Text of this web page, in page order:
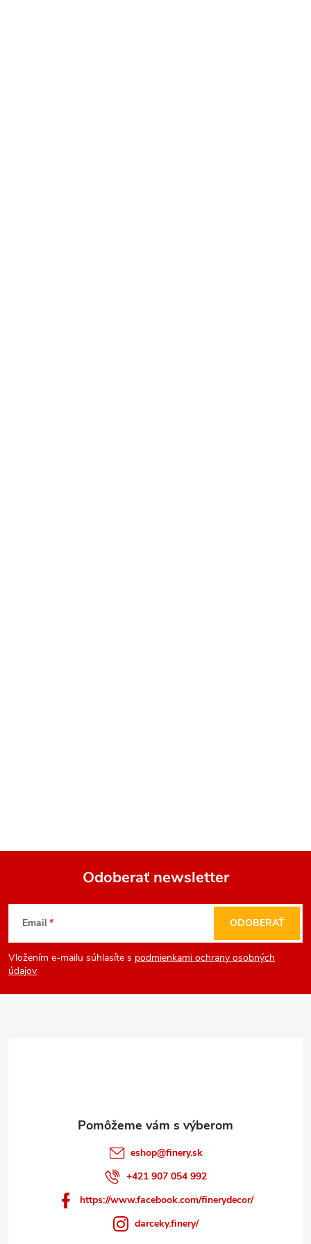
Z
á
p
Odoberať newsletter
Email
Vložením e-mailu súhlasíte s podmienkami ochrany osobných
údajov
ODOBERAŤ
eshop@finery.sk
+421 907 054 992
https://www.facebook.com/finerydecor/
darceky.finery/